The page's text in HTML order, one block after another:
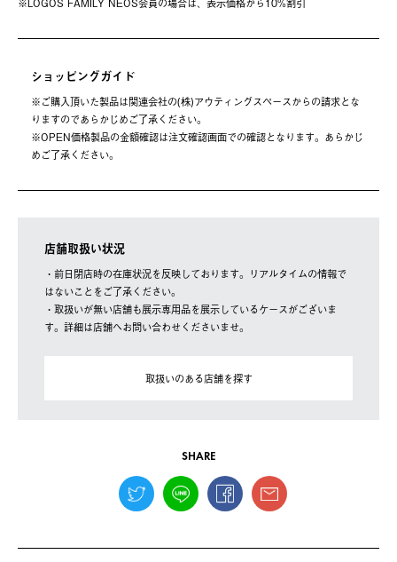
ショッピングガイド
※ご購⼊頂いた製品は関連会社の(株)アウティングスペースからの請求とな
りますのであらかじめご了承ください。
※OPEN価格製品の⾦額確認は注⽂確認画⾯での確認となります。あらかじ
めご了承ください。
店舗取扱い状況
・前日閉店時の在庫状況を反映しております。リアルタイムの情報で
はないことをご了承ください。
・取扱いが無い店舗も展示専用品を展示しているケースがございま
す。詳細は店舗へお問い合わせくださいませ。
取扱いのある店舗を探す
SHARE